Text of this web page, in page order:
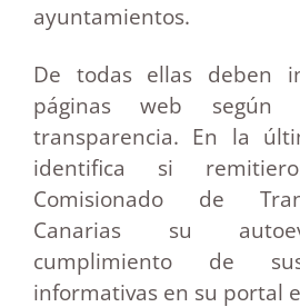
ayuntamientos.
De todas ellas deben
páginas web
transparencia. En la
identifica si
Comisionado de
Canarias su
cumplimiento de
informativas en su portal